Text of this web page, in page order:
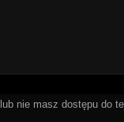
lub nie masz dostępu do